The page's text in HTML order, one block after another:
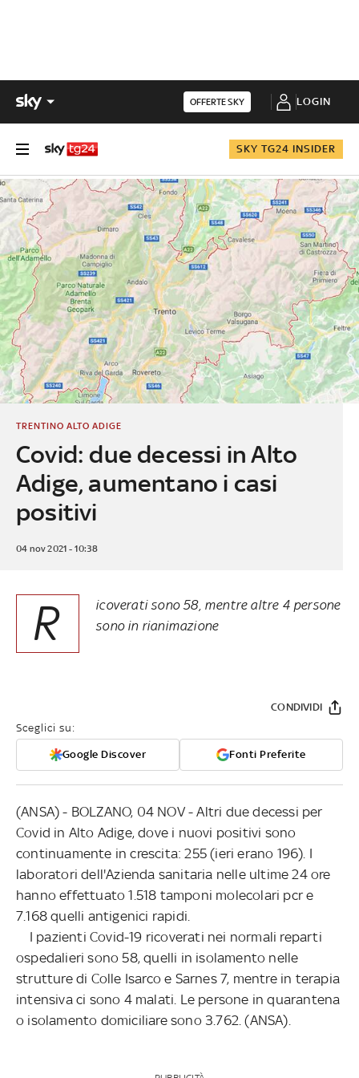
OFFERTE SKY LOGIN
SKY TG24 INSIDER
Covid: due decessi in Alto
Adige, aumentano i casi
positivi
TRENTINO ALTO ADIGE
04 nov 2021 - 10:38
R
icoverati sono 58, mentre altre 4 persone
sono in rianimazione
Sceglici su:
Google Discover Fonti Preferite
CONDIVIDI
(ANSA) - BOLZANO, 04 NOV - Altri due decessi per
Covid in Alto Adige, dove i nuovi positivi sono
continuamente in crescita: 255 (ieri erano 196). I
laboratori dell'Azienda sanitaria nelle ultime 24 ore
hanno effettuato 1.518 tamponi molecolari pcr e
7.168 quelli antigenici rapidi.
I pazienti Covid-19 ricoverati nei normali reparti
ospedalieri sono 58, quelli in isolamento nelle
strutture di Colle Isarco e Sarnes 7, mentre in terapia
intensiva ci sono 4 malati. Le persone in quarantena
o isolamento domiciliare sono 3.762. (ANSA).